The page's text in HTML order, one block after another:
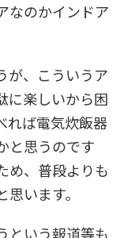
なのかインドア
が、こういうア
に楽しいから困
れば電気炊飯器
と思うのです
め、普段よりも
います。
という報道等も